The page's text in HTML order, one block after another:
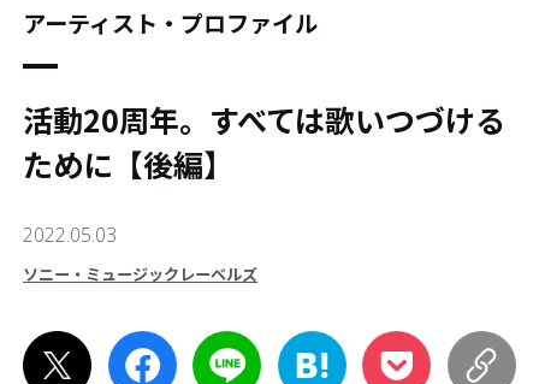
アーティスト・プロファイル
活動20周年。すべては歌いつづける
ために【後編】
2022.05.03
ソニー・ミュージックレーベルズ